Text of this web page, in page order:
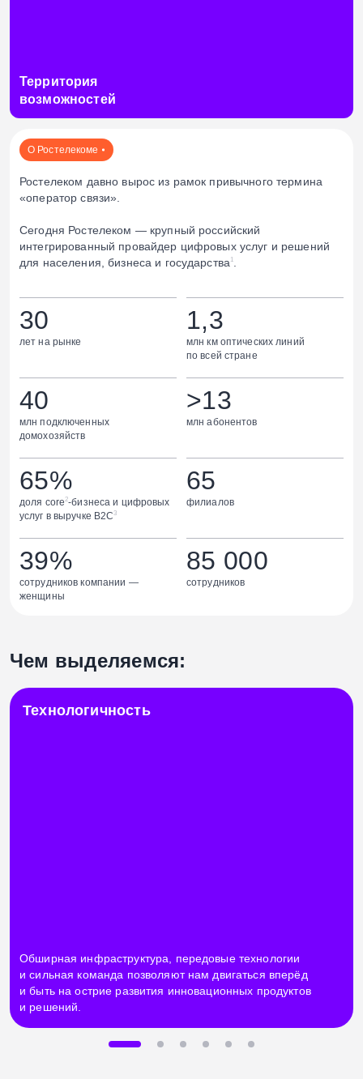
Территория
возможностей
О Ростелекоме
Ростелеком давно вырос из рамок привычного термина
«оператор связи».
Сегодня Ростелеком — крупный российский
интегрированный провайдер цифровых услуг и решений
для населения, бизнеса и государства1.
30
лет на рынке
1,3
млн км оптических линий
по всей стране
40
млн подключенных
домохозяйств
>13
млн абонентов
65%
доля core2-бизнеса и цифровых
услуг в выручке B2C3
65
филиалов
39%
сотрудников компании —
женщины
85 000
сотрудников
Чем выделяемся:
Технологичность
Обширная инфраструктура, передовые технологии
и сильная команда позволяют нам двигаться вперёд
и быть на острие развития инновационных продуктов
и решений.